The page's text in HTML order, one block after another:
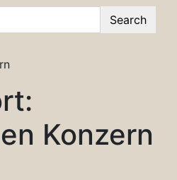
Search
Konzern